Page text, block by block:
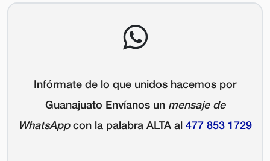
Infórmate de lo que unidos hacemos por
Guanajuato Envíanos un mensaje de
WhatsAppcon la palabra ALTA al 477 853 1729